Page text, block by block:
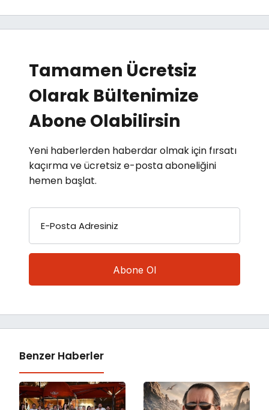
Tamamen Ücretsiz
Olarak Bültenimize
Abone Olabilirsin
Yeni haberlerden haberdar olmak için fırsatı
kaçırma ve ücretsiz e-posta aboneliğini
hemen başlat.
E-Posta Adresiniz
Benzer Haberler